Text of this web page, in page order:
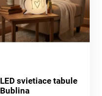
LED svietiace tabule
Bublina